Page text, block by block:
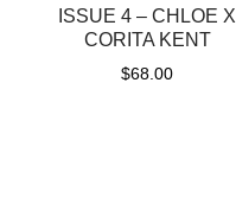
ISSUE 4 – CHLOE X
CORITA KENT
$68.00